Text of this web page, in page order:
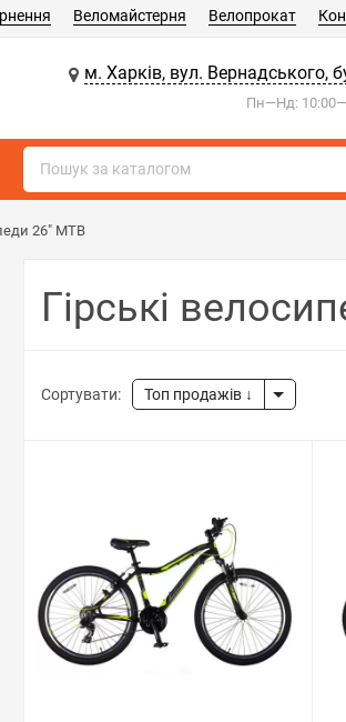
Веломайстерня Велопрокат
м. Харків, вул. Вернадського,
Пн—Нд:
26" МТВ
Гірські
Сортувати: Топ продажів